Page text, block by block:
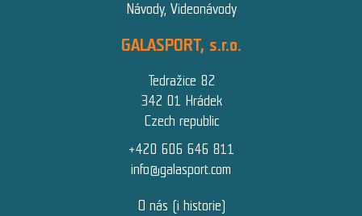
Návody, Videonávody
GALASPORT, s.r.o.
Tedražice 82
342 01 Hrádek
Czech republic
+420 606 646 811
info@galasport.com
O nás (i historie)